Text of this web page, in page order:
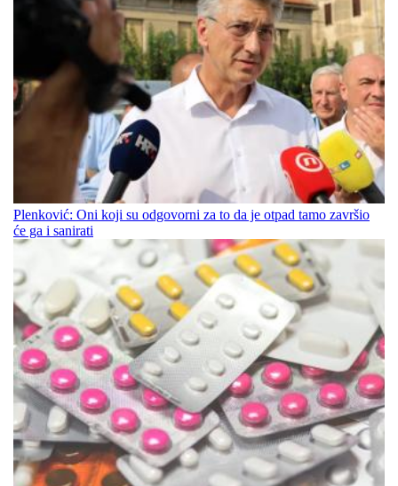
Plenković: Oni koji su odgovorni za to da je otpad tamo završio
će ga i sanirati